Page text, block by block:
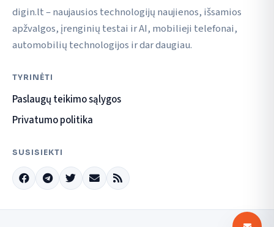
digin.lt – naujausios technologijų naujienos, išsamios
apžvalgos, įrenginių testai ir AI, mobilieji telefonai,
automobilių technologijos ir dar daugiau.
TYRINĖTI
Paslaugų teikimo sąlygos
Privatumo politika
SUSISIEKTI